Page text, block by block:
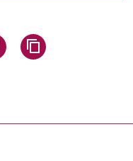
teilen
WhatsApp teilen
Seite über Facebook